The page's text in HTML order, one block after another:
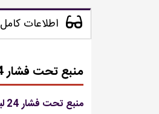
اطلاعات کامل
منبع تحت فشار 24 لیتر تفسان
منبع تحت فشار 24 لیتری مدل 24-TEV-V